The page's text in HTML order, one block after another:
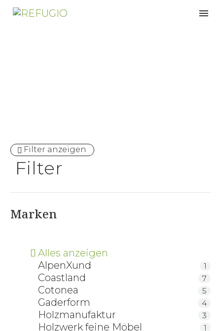
Filter anzeigen
Filter
Marken
Alles anzeigen
AlpenXund
1
Coastland 7
Cotonea 5
Gaderform 4
Holzmanufaktur 3
Holzwerk feine Möbel 1